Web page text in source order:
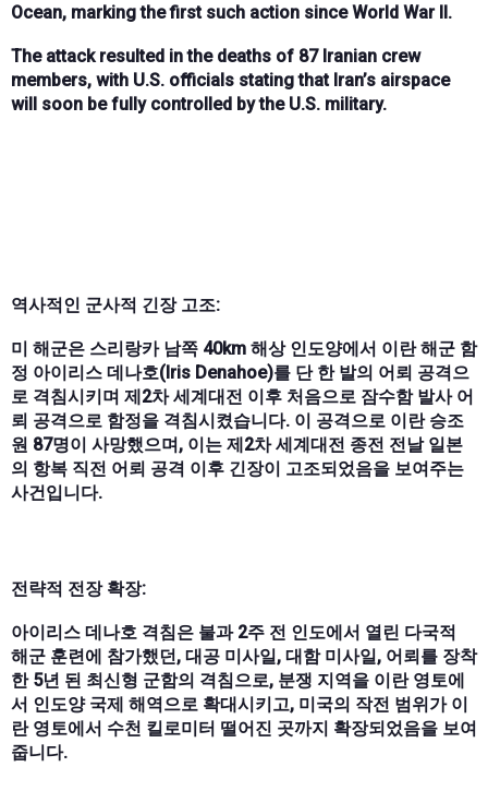
Ocean, marking the first such action since World War II.
The attack resulted in the deaths of 87 Iranian crew
members, with U.S. officials stating that Iran’s airspace
will soon be fully controlled by the U.S. military.
역사적인 군사적 긴장 고조:
미 해군은 스리랑카 남쪽 40km 해상 인도양에서 이란 해군 함
정 아이리스 데나호(Iris Denahoe)를 단 한 발의 어뢰 공격으
로 격침시키며 제2차 세계대전 이후 처음으로 잠수함 발사 어
뢰 공격으로 함정을 격침시켰습니다. 이 공격으로 이란 승조
원 87명이 사망했으며, 이는 제2차 세계대전 종전 전날 일본
의 항복 직전 어뢰 공격 이후 긴장이 고조되었음을 보여주는
사건입니다.
전략적 전장 확장:
아이리스 데나호 격침은 불과 2주 전 인도에서 열린 다국적
해군 훈련에 참가했던, 대공 미사일, 대함 미사일, 어뢰를 장착
한 5년 된 최신형 군함의 격침으로, 분쟁 지역을 이란 영토에
서 인도양 국제 해역으로 확대시키고, 미국의 작전 범위가 이
란 영토에서 수천 킬로미터 떨어진 곳까지 확장되었음을 보여
줍니다.